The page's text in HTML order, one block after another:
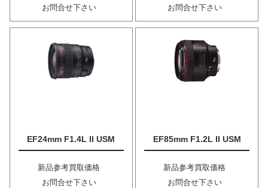
お問合せ下さい
お問合せ下さい
EF24mm F1.4L II USM
新品参考買取価格
お問合せ下さい
EF85mm F1.2L II USM
新品参考買取価格
お問合せ下さい